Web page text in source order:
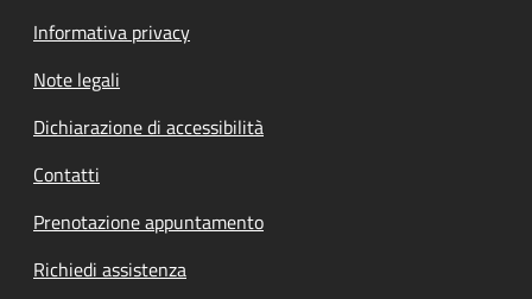
Informativa privacy
Note legali
Dichiarazione di accessibilità
Contatti
Prenotazione appuntamento
Richiedi assistenza